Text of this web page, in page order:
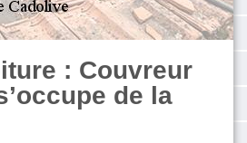
: Couvreur
de la